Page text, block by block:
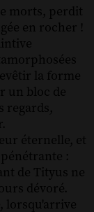
morts, perdit
en rocher !
la forme
un bloc de
regards,
éternelle, et
:
de Tityus ne
dévoré.
lorsqu'arrive